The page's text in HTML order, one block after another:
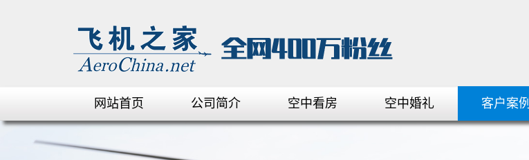
网站首页 公司简介 空中看房 空中婚礼 客户案例